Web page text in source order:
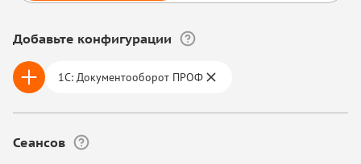
Добавьте конфигурации
1С: Документооборот ПРОФ
Сеансов